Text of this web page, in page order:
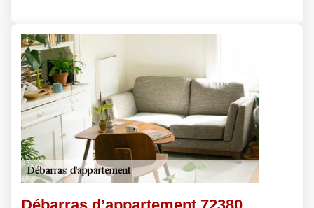
Débarras d’appartement 72380